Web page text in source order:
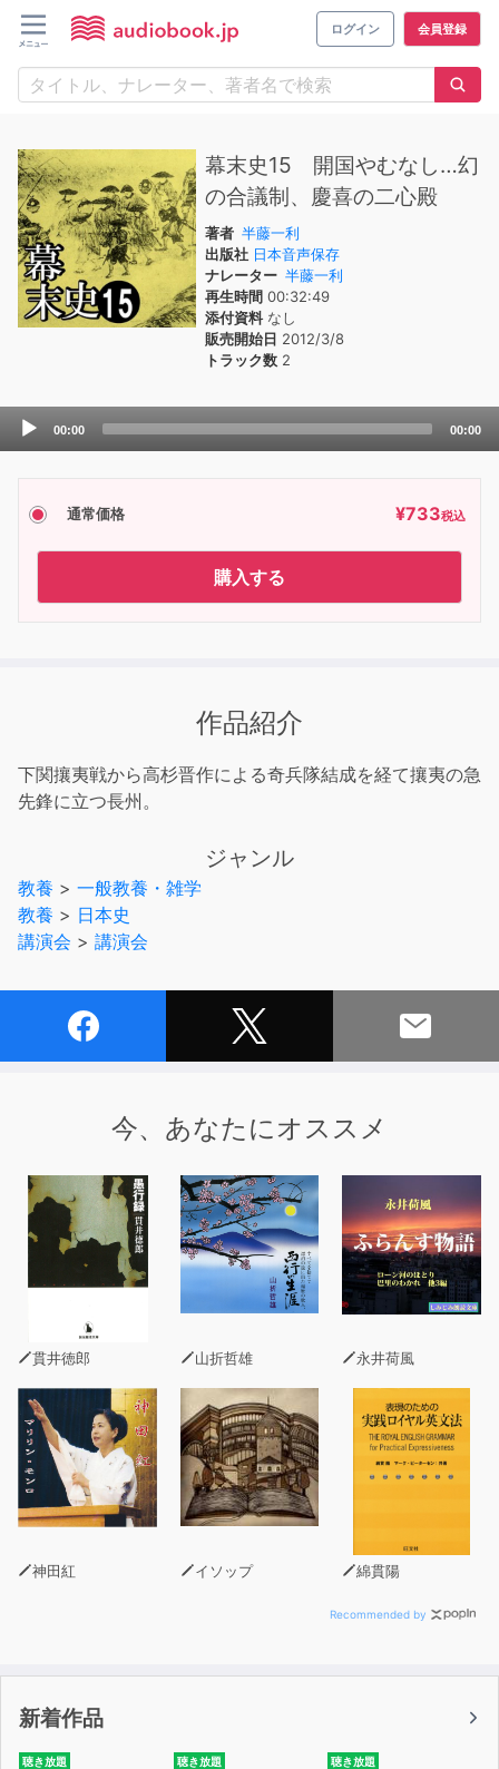
ログイン 会員登録
幕末史15 開国やむなし…幻
の合議制、慶喜の二心殿
著者 半藤一利
出版社 日本音声保存
ナレーター 半藤一利
再生時間 00:32:49
添付資料なし
販売開始日 2012/3/8
トラック数 2
Audio
00:00 00:00
通常価格 ¥733税込
購入する
作品紹介
下関攘夷戦から高杉晋作による奇兵隊結成を経て攘夷の急
先鋒に立つ長州。
ジャンル
教養 > 一般教養・雑学
教養 > 日本史
講演会 > 講演会
今、あなたにオススメ
貫井徳郎 山折哲雄 永井荷風
神田紅 イソップ 綿貫陽
Recommended by
新着作品
聴き放題 聴き放題 聴き放題